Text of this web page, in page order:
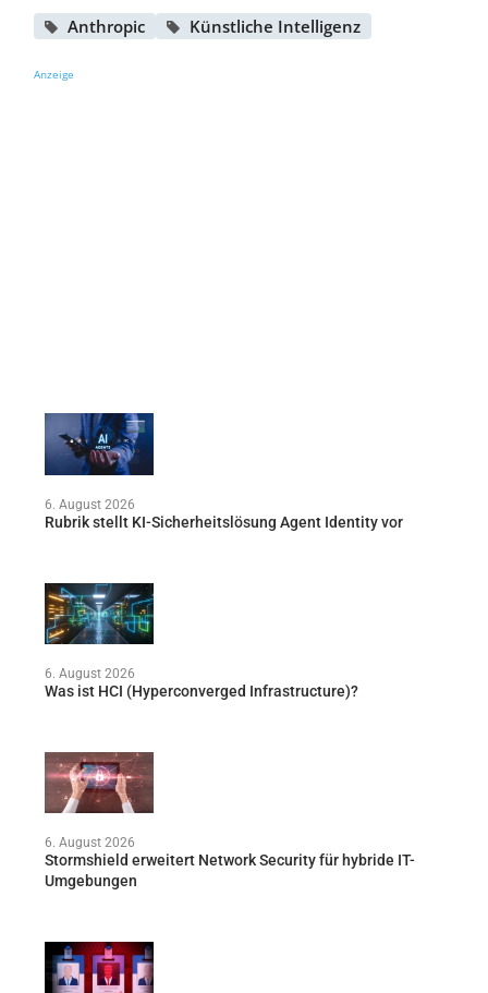
Anthropic Künstliche Intelligenz
Anzeige
6. August 2026
Rubrik stellt KI-Sicherheitslösung Agent Identity vor
6. August 2026
Was ist HCI (Hyperconverged Infrastructure)?
6. August 2026
Stormshield erweitert Network Security für hybride IT-
Umgebungen